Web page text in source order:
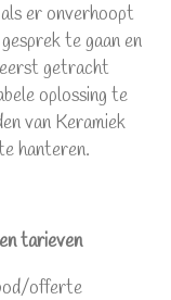
er onverhoopt
te gaan en
getracht
oplossing te
van Keramiek
hanteren.
tarieven
offerte